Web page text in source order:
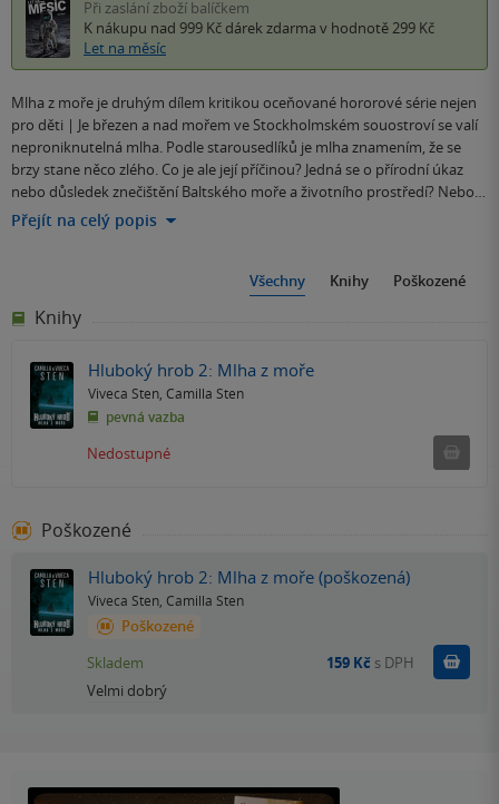
Při zaslání zboží balíčkem
K nákupu nad 999 Kč dárek zdarma v hodnotě 299 Kč
Let na měsíc
Mlha z moře je druhým dílem kritikou oceňované hororové série nejen
pro děti | Je březen a nad mořem ve Stockholmském souostroví se valí
neproniknutelná mlha. Podle starousedlíků je mlha znamením, že se
brzy stane něco zlého. Co je ale její příčinou? Jedná se o přírodní úkaz
nebo důsledek znečištění Baltského moře a životního prostředí? Nebo…
Přejít na celý popis
Všechny Knihy Poškozené
Knihy
Hluboký hrob 2: Mlha z moře
Viveca Sten Camilla Sten
pevná vazba
Nedostupné
Poškozené
Hluboký hrob 2: Mlha z moře (poškozená)
Viveca Sten Camilla Sten
Poškozené
Velmi dobrý
Skladem 159 Kč s DPH